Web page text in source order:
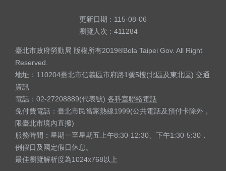
更新日期
115-08-06
瀏覽人次
411284
臺北市政府勞動局 版權所有2019®Bola Taipei Gov. All Right
Reserved.
地址：110204臺北市信義區市府路1號5樓(北區及東北區) 交通
資訊
電話：02-27208889(代表號) 各科室聯絡電話
免付費電話：臺北市民當家熱線1999(公共電話及預付卡除外，
限臺北市境內直撥)
服務時間：星期一至星期五上午8:30-12:30、下午1:30-5:30，
例假日及國定假日休息。
最佳瀏覽解析度為1024x768以上